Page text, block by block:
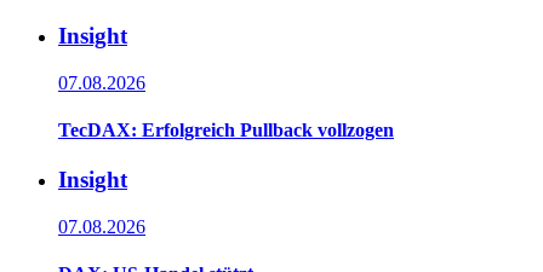
Insight
07.08.2026
TecDAX: Erfolgreich Pullback vollzogen
Insight
07.08.2026